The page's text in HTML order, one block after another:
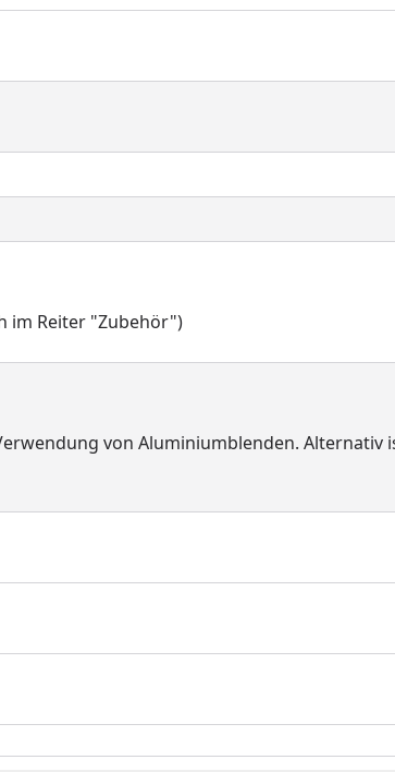
im Reiter "Zubehör")
von Aluminiumblenden. Alternativ